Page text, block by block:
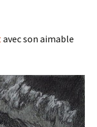
avec son aimable